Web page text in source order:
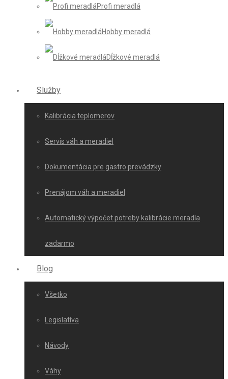
Profi meradlá
Hobby meradlá
Dĺžkové meradlá
Služby
Kalibrácia teplomerov
Servis váh a meradiel
Dokumentácia pre gastro prevádzky
Prenájom váh a meradiel
Automatický výpočet potreby kalibrácie meradla
zadarmo
Blog
Všetko
Legislatíva
Návody
Váhy